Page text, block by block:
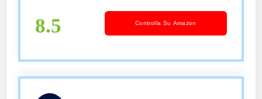
8.5 Controlla Su Amazon